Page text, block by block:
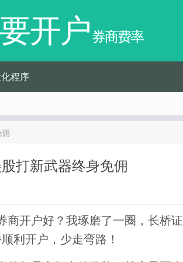
开户券商费率
程序
打新武器终身免佣
商开户好？我琢磨了一圈，长桥证
利开户，少走弯路！